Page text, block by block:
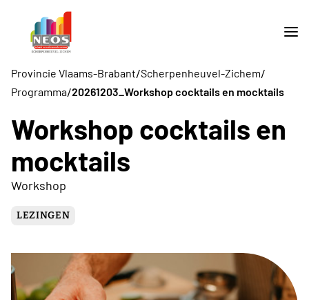
Provincie Vlaams-Brabant/Scherpenheuvel-Zichem/
Programma/20261203_Workshop cocktails en mocktails
Workshop cocktails en
mocktails
Workshop
LEZINGEN